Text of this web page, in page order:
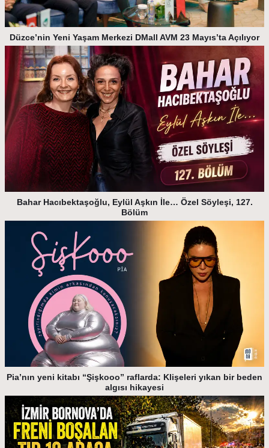
Düzce’nin Yeni Yaşam Merkezi DMall AVM 23 Mayıs’ta Açılıyor
Bahar Hacıbektaşoğlu, Eylül Aşkın İle… Özel Söyleşi, 127.
Bölüm
Pia’nın yeni kitabı “Şişkooo” raflarda: Klişeleri yıkan bir beden
algısı hikayesi